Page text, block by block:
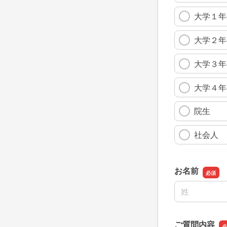
大学１
大学２
大学３
大学４
院生
社会人
お名前
名前の姓
ご質問内容